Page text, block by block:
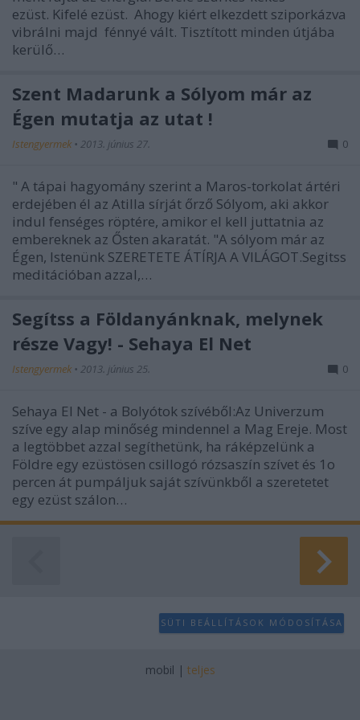
ezüst. Kifelé ezüst. Ahogy kiért elkezdett sziporkázva
vibrálni majd fénnyé vált. Tisztított minden útjába
kerülő…
Szent Madarunk a Sólyom már az
Égen mutatja az utat !
Istengyermek • 2013. június 27. 0
" A tápai hagyomány szerint a Maros-torkolat ártéri
erdejében él az Atilla sírját őrző Sólyom, aki akkor
indul fenséges röptére, amikor el kell juttatnia az
embereknek az Ősten akaratát. "A sólyom már az
Égen, Istenünk SZERETETE ÁTÍRJA A VILÁGOT.Segitss
meditációban azzal,…
Segítss a Földanyánknak, melynek
része Vagy! - Sehaya El Net
Istengyermek • 2013. június 25. 0
Sehaya El Net - a Bolyótok szívéből:Az Univerzum
szíve egy alap minőség mindennel a Mag Ereje. Most
a legtöbbet azzal segíthetünk, ha ráképzelünk a
Földre egy ezüstösen csillogó rózsaszín szívet és 1o
percen át pumpáljuk saját szívünkből a szeretetet
egy ezüst szálon…
SÜTI BEÁLLÍTÁSOK MÓDOSÍTÁSA
mobil | teljes